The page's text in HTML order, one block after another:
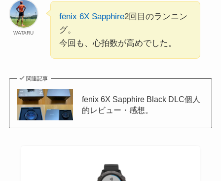
WATARU
fēnix 6X Sapphire2回目のランニン
グ。
今回も、心拍数が高めでした。
関連記事
fenix 6X Sapphire Black DLC個人
的レビュー・感想。